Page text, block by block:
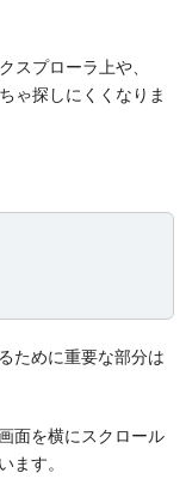
スプローラ上や、
ゃ探しにくくなりま
ために重要な部分は
面を横にスクロール
ます。